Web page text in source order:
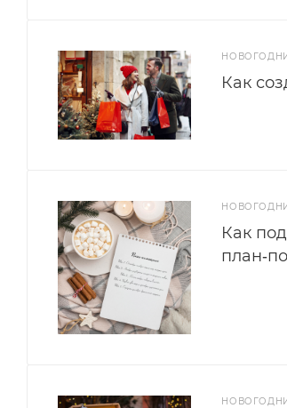
Как
Как